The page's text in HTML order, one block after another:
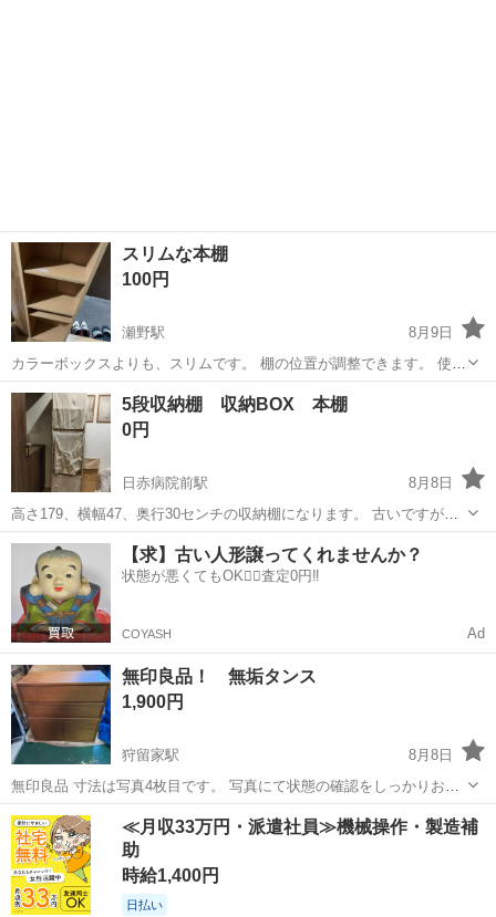
スリムな本棚
100円
瀬野駅
8月9日
カラーボックスよりも、スリムです。 棚の位置が調整できます。 使用
感、汚れはあります。
広島 広島市 瀬野駅 収納家具
5段収納棚 収納BOX 本棚
0円
日赤病院前駅
8月8日
高さ179、横幅47、奥行30センチの収納棚になります。 古いですが、
まだしっかりしています。 元々オレンジ色だったので一度オフホワイ
トのペンキで塗って、横にはレンガ柄のシートを貼っています。 早く
取りに来ていただける方と取...
広島 広島市 日赤病院前駅 収納家具
【求】古い人形譲ってくれませんか？
状態が悪くてもOK🙆‍♀️査定0円‼️
COYASH Ad
無印良品！ 無垢タンス
1,900円
狩留家駅
8月8日
無印良品 寸法は写真4枚目です。 写真にて状態の確認をしっかりお願
いします！ 配送は有料ですが、ご相談ください。 希望の方は配送場所
によって料金が変わるので まずは住所を教えてください。 安佐北区便
利屋として 引越...
広島 広島市 狩留家駅 収納家具
≪月収33万円・派遣社員≫機械操作・製造補
助
時給1,400円
日払い